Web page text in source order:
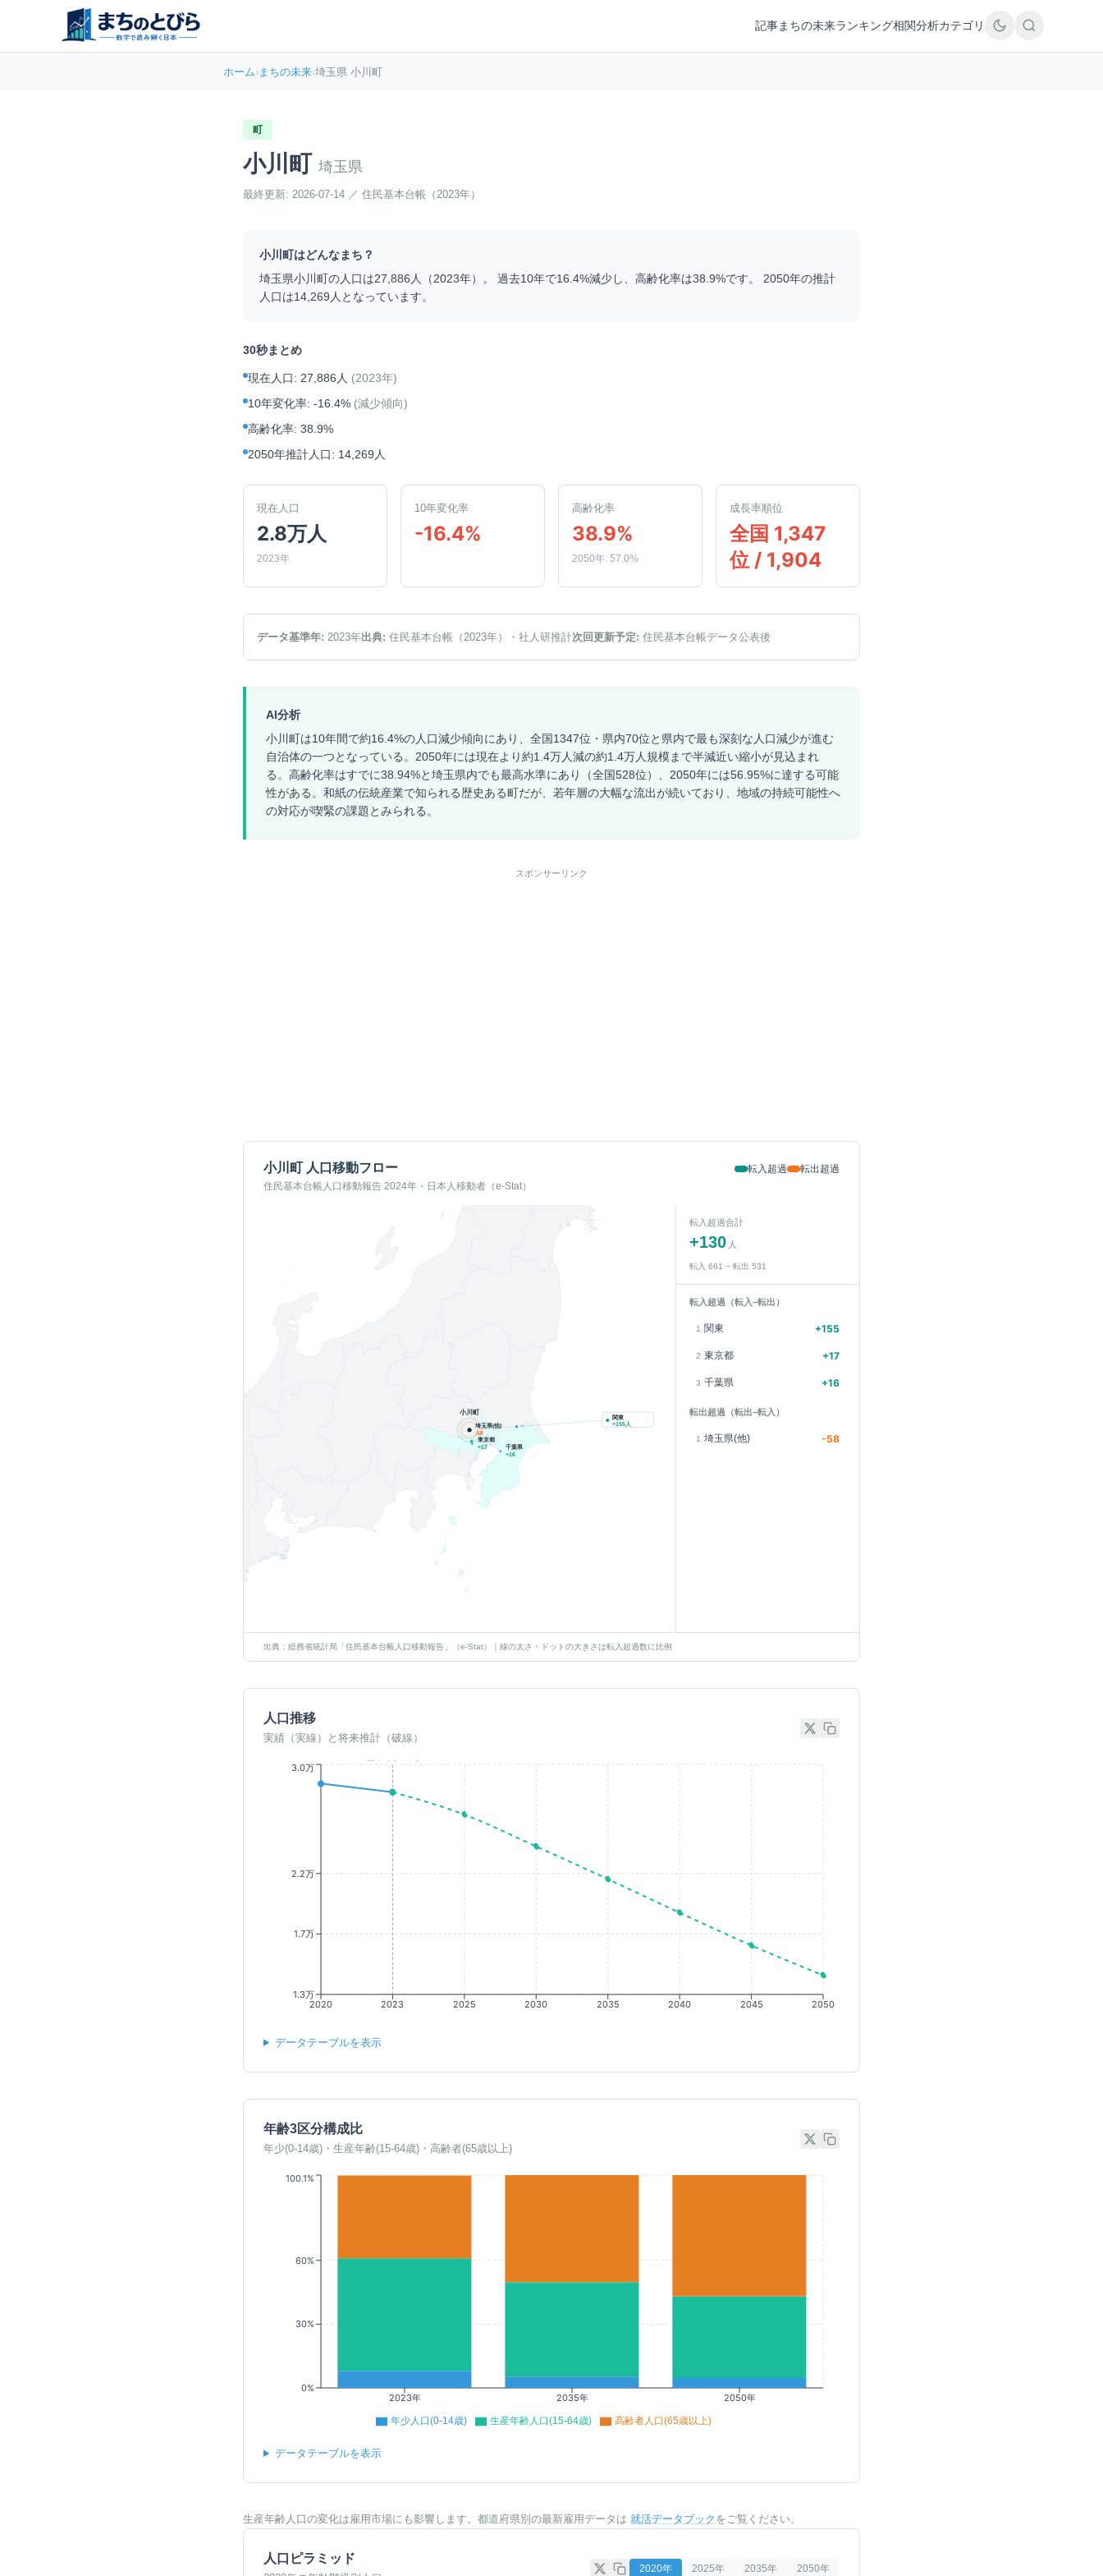
記事まちの未来ランキング相関分析カテゴリ
ホーム›まちの未来›埼玉県 小川町
町
小川町 埼玉県
最終更新: 2026-07-14 ／ 住民基本台帳（2023年）
小川町はどんなまち？
埼玉県小川町の人口は27,886 人（2023年）。 過去10年で16.4%減少し、高齢化率は38.9%です。 2050年の推計
人口は14,269 人となっています。
30秒まとめ
現在人口: 27,886人 (2023年)
10年変化率: -16.4% (減少傾向)
高齢化率: 38.9%
2050年推計人口: 14,269人
現在人口
2.8万人
2023年
10年変化率
-16.4%
高齢化率
38.9%
2050年: 57.0%
成長率順位
全国 1,347
位 / 1,904
データ基準年: 2023年出典: 住民基本台帳（2023年） ・社人研推計次回更新予定: 住民基本台帳データ公表後
AI分析
小川町は10年間で約16.4%の人口減少傾向にあり、全国1347位・県内70位と県内で最も深刻な人口減少が進む
自治体の一つとなっている。2050年には現在より約1.4万人減の約1.4万人規模まで半減近い縮小が見込まれ
る。高齢化率はすでに38.94%と埼玉県内でも最高水準にあり（全国528位）、2050年には56.95%に達する可能
性がある。和紙の伝統産業で知られる歴史ある町だが、若年層の大幅な流出が続いており、地域の持続可能性へ
の対応が喫緊の課題とみられる。
スポンサーリンク
小川町 人口移動フロー
住民基本台帳人口移動報告 2024年・日本人移動者（e-Stat）
転入超過 転出超過
東京都
+17 千葉県
+16
埼玉県(他)
-58
小川町
関東
+155人
転入超過合計
+130 人
転入 661 − 転出 531
転入超過（転入−転出）
1 関東 +155
2 東京都 +17
3 千葉県 +16
転出超過（転出−転入）
1 埼玉県(他) -58
出典：総務省統計局「住民基本台帳人口移動報告」（e-Stat）｜線の太さ・ドットの大きさは転入超過数に比例
人口推移
実績（実線）と将来推計（破線）
2020 2023 2025 2030 2035 2040 2045 2050
1.3万
1.7万
2.2万
3.0万
データテーブルを表示
年齢3区分構成比
年少(0-14歳)・生産年齢(15-64歳)・高齢者(65歳以上)
2023年 2035年 2050年
0%
30%
60%
100.1%
年少人口(0-14歳) 生産年齢人口(15-64歳) 高齢者人口(65歳以上)
データテーブルを表示
生産年齢人口の変化は雇用市場にも影響します。都道府県別の最新雇用データは 就活データブック をご覧ください。
人口ピラミッド
2020年 2025年 2035年 2050年